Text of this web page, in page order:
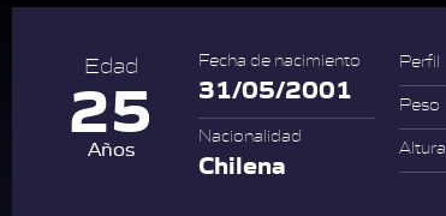
Edad
25
Años
Fecha de nacimiento
31/05/2001
Nacionalidad
Chilena
Perfil
Peso
Altura